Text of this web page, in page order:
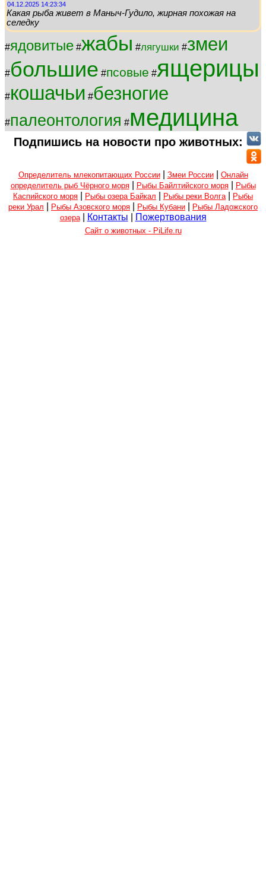
04.12.2025 14:23:34
Какая рыба живет в Маныч-Гудило, жирная похожая на
селедку
#ядовитые #жабы #лягушки #змеи
#большие #псовые #ящерицы
#кошачьи #безногие
#палеонтология #медицина
Подпишись на новости про животных:
Определитель млекопитающих России| Змеи России| Онлайн
определитель рыб Чёрного моря| Рыбы Байлтийского моря|
Рыбы
Каспийского моря
Рыбы озера Байкал Рыбы реки Волга
Рыбы
реки Урал
Рыбы Азовского моря Рыбы Кубани
Рыбы Ладожского
озера| Контакты Пожертвования
Сайт о животных - PiLife.ru